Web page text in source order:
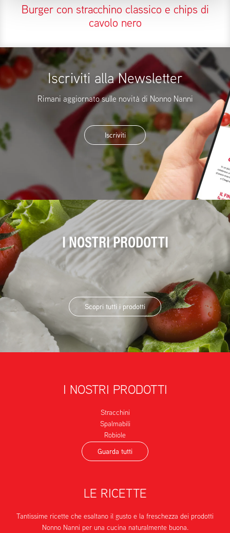
Burger con stracchino classico e chips di
cavolo nero
Iscriviti alla Newsletter
Rimani aggiornato sulle novità di Nonno Nanni
Iscriviti
I NOSTRI PRODOTTI
Scopri tutti i prodotti
I NOSTRI PRODOTTI
Stracchini
Spalmabili
Robiole
Guarda tutti
LE RICETTE
Tantissime ricette che esaltano il gusto e la freschezza dei prodotti
Nonno Nanni per una cucina naturalmente buona.